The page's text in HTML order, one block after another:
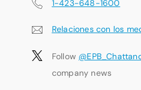
1-423-648-1600
Relaciones con los
Follow
company news